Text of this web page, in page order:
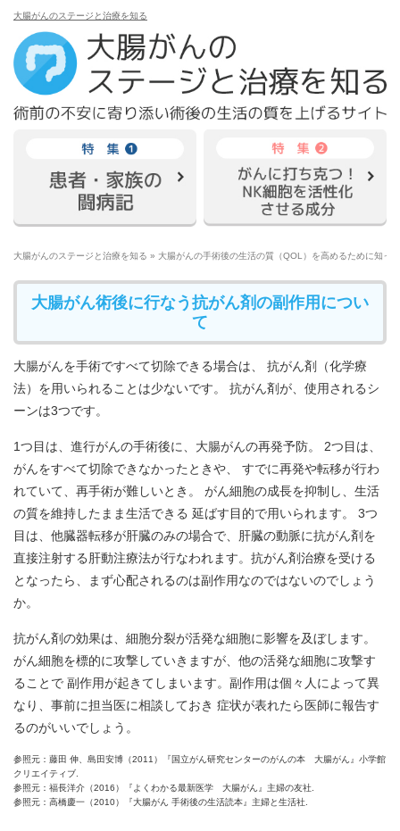
大腸がんのステージと治療を知る
大腸がんのステージと治療を知る » 大腸がんの手術後の生活の質（QOL）を高めるために知っ
大腸がん術後に行なう抗がん剤の副作用につい
て
大腸がんを手術ですべて切除できる場合は、 抗がん剤（化学療
法）を用いられることは少ないです。 抗がん剤が、使用されるシ
ーンは3つです。
1つ目は、進行がんの手術後に、大腸がんの再発予防。 2つ目は、
がんをすべて切除できなかったときや、 すでに再発や転移が行わ
れていて、再手術が難しいとき。 がん細胞の成長を抑制し、生活
の質を維持したまま生活できる 延ばす目的で用いられます。 3つ
目は、他臓器転移が肝臓のみの場合で、肝臓の動脈に抗がん剤を
直接注射する肝動注療法が行なわれます。抗がん剤治療を受ける
となったら、まず心配されるのは副作用なのではないのでしょう
か。
抗がん剤の効果は、細胞分裂が活発な細胞に影響を及ぼします。
がん細胞を標的に攻撃していきますが、他の活発な細胞に攻撃す
ることで 副作用が起きてしまいます。副作用は個々人によって異
なり、事前に担当医に相談しておき 症状が表れたら医師に報告す
るのがいいでしょう。
参照元：藤田 伸、島田安博（2011）『国立がん研究センターのがんの本 大腸がん』小学館
クリエイティブ.
参照元：福長洋介（2016）『よくわかる最新医学 大腸がん』主婦の友社.
参照元：高橋慶一（2010）『大腸がん 手術後の生活読本』主婦と生活社.